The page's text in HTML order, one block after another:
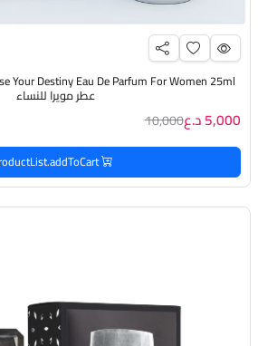
Your Destiny Eau De Parfum For Women 25ml
عطر مويرا للنساء
5,000 د.ع 10,000
productList.addToCart